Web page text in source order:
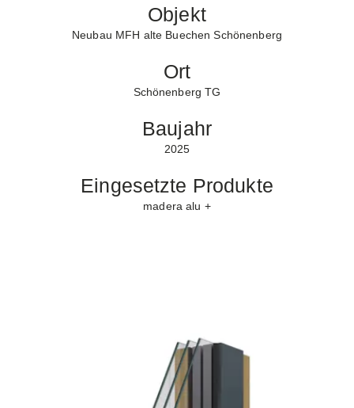
Objekt
Neubau MFH alte Buechen Schönenberg
Ort
Schönenberg TG
Baujahr
2025
Eingesetzte Produkte
madera alu +